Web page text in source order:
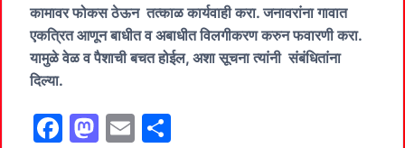
कामावर फोकस ठेऊन तत्काळ कार्यवाही करा. जनावरांना गावात
एकत्रित आणून बाधीत व अबाधीत विलगीकरण करुन फवारणी करा.
यामुळे वेळ व पैशाची बचत होईल, अशा सूचना त्यांनी संबंधितांना
दिल्या.
F
M E